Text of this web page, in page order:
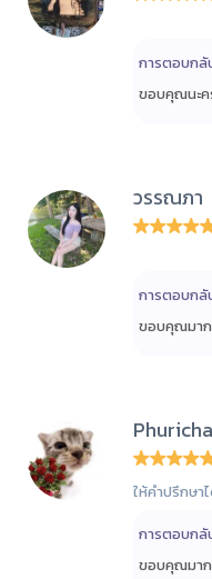
การตอบก
ขอบคุณนะ
วรรณภา
การตอบก
ขอบคุณมา
ให้คำปรึกษา
การตอบก
ขอบคุณมา